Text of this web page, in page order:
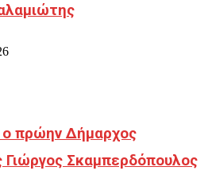
πρώην Δήμαρχος
Γιώργος Σκαμπερδόπουλος